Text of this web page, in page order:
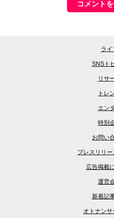
ライ
SNSト
リサ
トレ
エン
特別
お問い
プレスリリー
広告掲載
運営
新着記
オトナンサ